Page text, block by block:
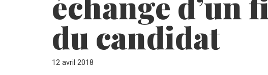
du candidat
12 avril 2018